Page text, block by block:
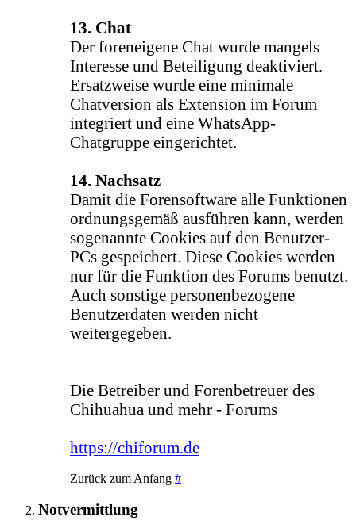
13. Chat
Der foreneigene Chat wurde mangels
Interesse und Beteiligung deaktiviert.
Ersatzweise wurde eine minimale
Chatversion als Extension im Forum
integriert und eine WhatsApp-
Chatgruppe eingerichtet.
14. Nachsatz
Damit die Forensoftware alle Funktionen
ordnungsgemäß ausführen kann, werden
sogenannte Cookies auf den Benutzer-
PCs gespeichert. Diese Cookies werden
nur für die Funktion des Forums benutzt.
Auch sonstige personenbezogene
Benutzerdaten werden nicht
weitergegeben.
Die Betreiber und Forenbetreuer des
Chihuahua und mehr - Forums
https://chiforum.de
Zurück zum Anfang #
Notvermittlung